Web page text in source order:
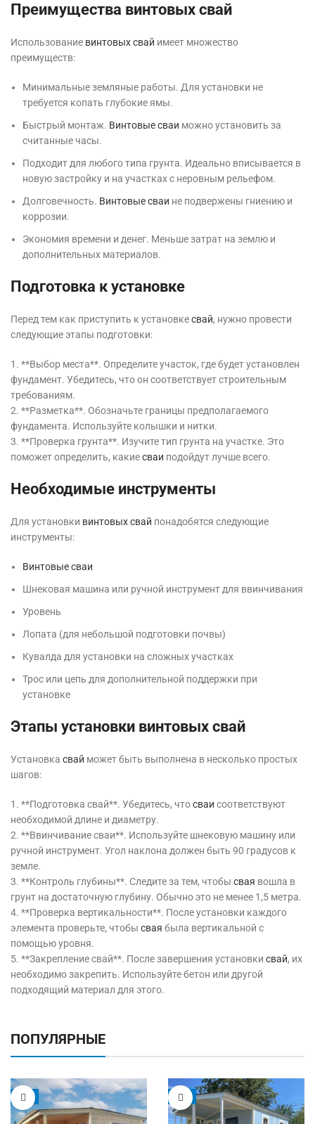
Преимущества винтовых свай
Использование винтовых свай имеет множество
преимуществ:
Минимальные земляные работы. Для установки не
требуется копать глубокие ямы.
Быстрый монтаж. Винтовые сваи можно установить за
считанные часы.
Подходит для любого типа грунта. Идеально вписывается в
новую застройку и на участках с неровным рельефом.
Долговечность. Винтовые сваи не подвержены гниению и
коррозии.
Экономия времени и денег. Меньше затрат на землю и
дополнительных материалов.
Подготовка к установке
Перед тем как приступить к установкесвай, нужно провести
следующие этапы подготовки:
1. **Выбор места**. Определите участок, где будет установлен
фундамент. Убедитесь, что он соответствует строительным
требованиям.
2. **Разметка**. Обозначьте границы предполагаемого
фундамента. Используйте колышки и нитки.
3. **Проверка грунта**. Изучите тип грунта на участке. Это
поможет определить, какиесваи подойдут лучше всего.
Необходимые инструменты
Для установки винтовых свай понадобятся следующие
инструменты:
Винтовые сваи
Шнековая машина или ручной инструмент для ввинчивания
Уровень
Лопата (для небольшой подготовки почвы)
Кувалда для установки на сложных участках
Трос или цепь для дополнительной поддержки при
установке
Этапы установки винтовых свай
Установка свай может быть выполнена в несколько простых
шагов:
1. **Подготовка свай**. Убедитесь, чтосваи соответствуют
необходимой длине и диаметру.
2. **Ввинчивание сваи**. Используйте шнековую машину или
ручной инструмент. Угол наклона должен быть 90 градусов к
земле.
3. **Контроль глубины**. Следите за тем, чтобы свая вошла в
грунт на достаточную глубину. Обычно это не менее 1,5 метра.
4. **Проверка вертикальности**. После установки каждого
элемента проверьте, чтобы свая была вертикальной с
помощью уровня.
5. **Закрепление свай**. После завершения установки свай, их
необходимо закрепить. Используйте бетон или другой
подходящий материал для этого.
ПОПУЛЯРНЫЕ
-5% -9%